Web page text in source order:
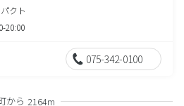
クト
20:00
075-342-0100
から 2164m